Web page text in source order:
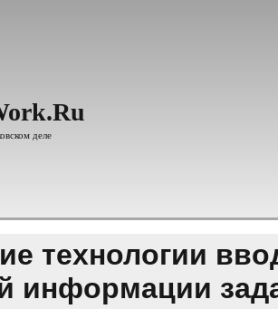
деле
технологии
информации